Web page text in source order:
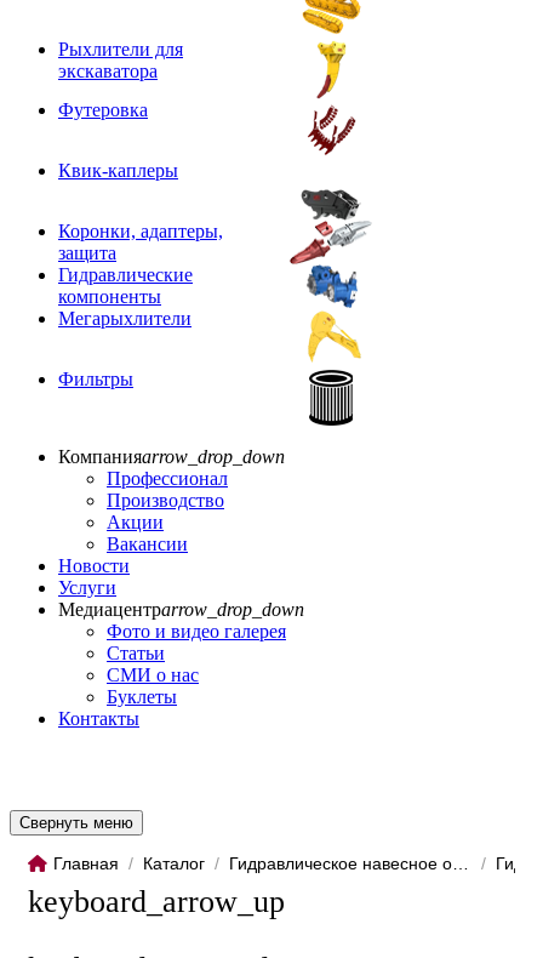
Рыхлители для
экскаватора
Футеровка
Квик-каплеры
Коронки, адаптеры,
защита
Гидравлические
компоненты
Мегарыхлители
Фильтры
Компанияarrow_drop_down
Профессионал
Производство
Акции
Вакансии
Новости
Услуги
Медиацентрarrow_drop_down
Фото и видео галерея
Статьи
СМИ о нас
Буклеты
Контакты
Свернуть меню
Главная / Каталог / /
keyboard_arrow_up